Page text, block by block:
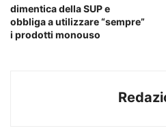
dimentica della SUP e
obbliga a utilizzare “sempre”
i prodotti monouso